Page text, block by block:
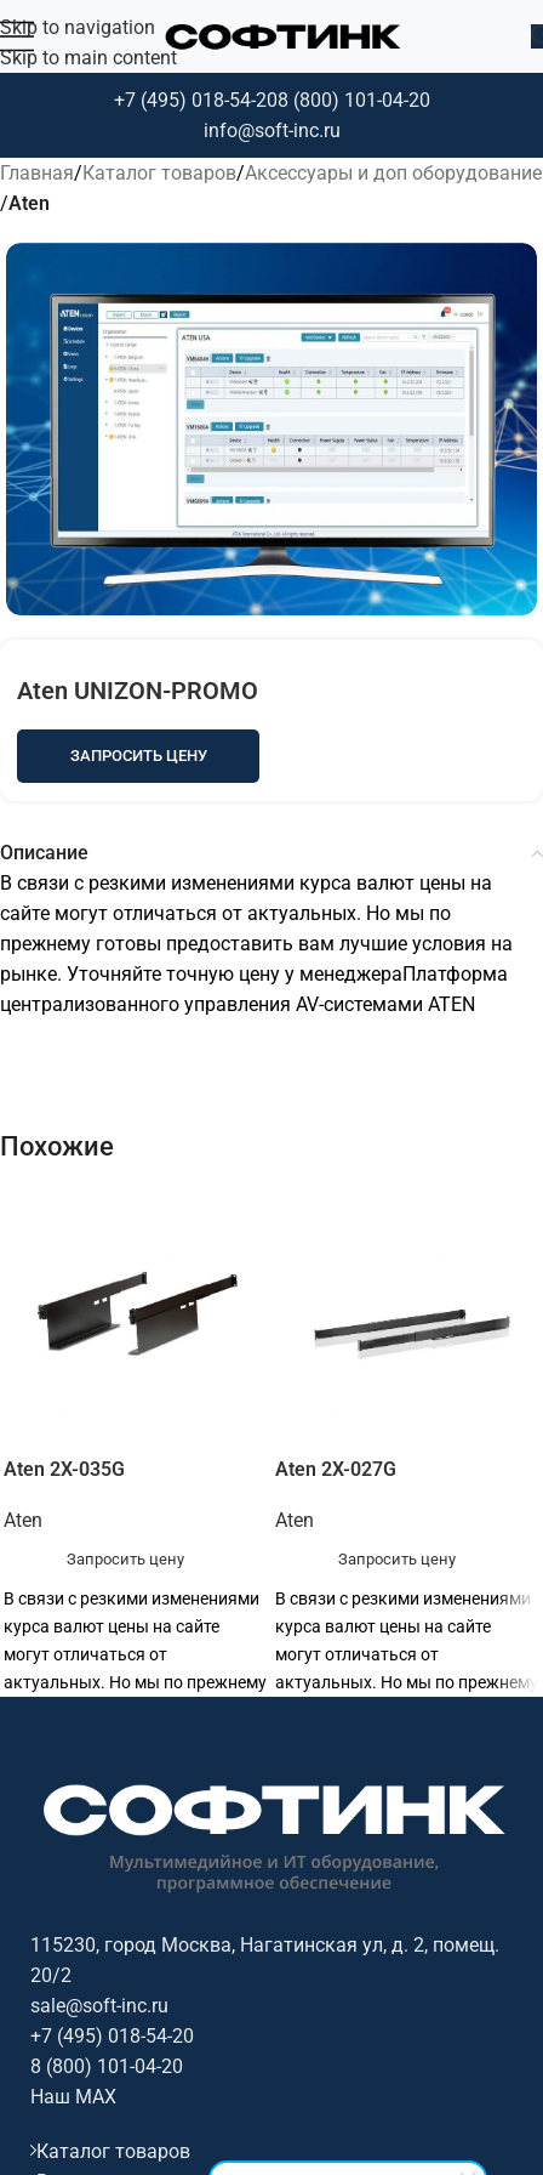
Skip to navigation
Skip to main content
+7 (495) 018-54-208 (800) 101-04-20
info@soft-inc.ru
Главная Каталог товаров Аксессуары и доп оборудование
Aten
Aten UNIZON-PROMO
ЗАПРОСИТЬ ЦЕНУ
Описание
В связи с резкими изменениями курса валют цены на
сайте могут отличаться от актуальных. Но мы по
прежнему готовы предоставить вам лучшие условия на
рынке. Уточняйте точную цену у менеджераПлатформа
централизованного управления AV-системами ATEN
Похожие
Aten 2X-035G
Aten
Запросить цену
В связи с резкими изменениями
курса валют цены на сайте
могут отличаться от
актуальных. Но мы по прежнему
Aten 2X-027G
Aten
Запросить цену
В связи с резкими изменениями
курса валют цены на сайте
могут отличаться от
актуальных. Но мы по прежнему
115230, город Москва, Нагатинская ул, д. 2, помещ.
20/2
sale@soft-inc.ru
+7 (495) 018-54-20
8 (800) 101-04-20
Наш MAX
Каталог товаров